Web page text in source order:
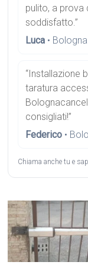
pulito, a prova
soddisfatto.”
Luca • Bologna
“Installazione
taratura
consigliati!”
Federico •
Chiama anche tu e